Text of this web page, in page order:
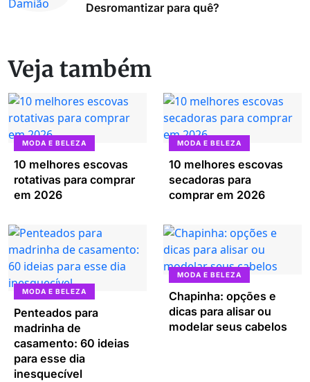
Desromantizar para quê?
Veja também
MODA E BELEZA
10 melhores escovas
rotativas para comprar
em 2026
MODA E BELEZA
10 melhores escovas
secadoras para
comprar em 2026
MODA E BELEZA
Penteados para
madrinha de
casamento: 60 ideias
para esse dia
inesquecível
MODA E BELEZA
Chapinha: opções e
dicas para alisar ou
modelar seus cabelos